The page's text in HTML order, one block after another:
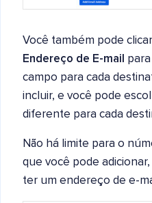
Você também pode
Endereço de E-mail
campo para cada
incluir, e você pode
diferente para cada
Não há limite para o
que você pode
ter um endereço de e-